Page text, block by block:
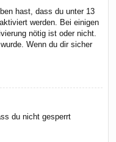
hast, dass du unter 13
werden. Bei einigen
nötig ist oder nicht.
Wenn du dir sicher
du nicht gesperrt